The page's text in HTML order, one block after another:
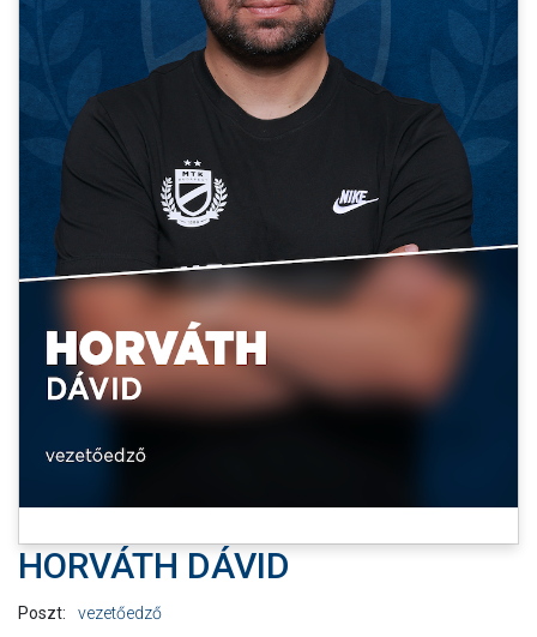
MÉRKŐZÉSEK
KLUB
GALÉRIA
SZURKOLÓI ÉLMÉNYEK
AKKREDITÁCIÓ
HORVÁTH DÁVID
Poszt: vezetőedző